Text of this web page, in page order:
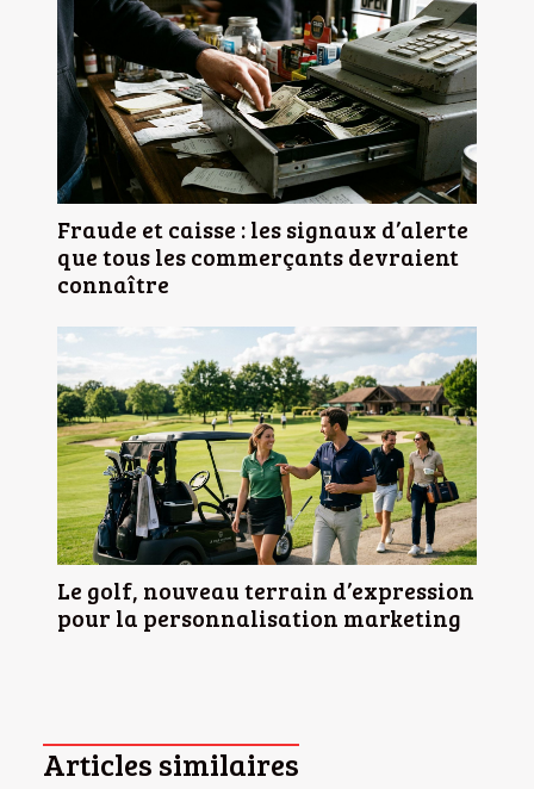
Fraude et caisse : les signaux d’alerte
que tous les commerçants devraient
connaître
Le golf, nouveau terrain d’expression
pour la personnalisation marketing
Articles similaires